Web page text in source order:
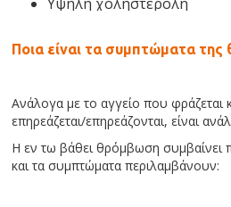
Ποια είναι τα συμπτώματα
Ανάλογα με το αγγείο που
επηρεάζεται/επηρεάζονται, είναι
Η εν τω βάθει θρόμβωση συμβαίνει
και τα συμπτώματα περιλαμβάνουν: